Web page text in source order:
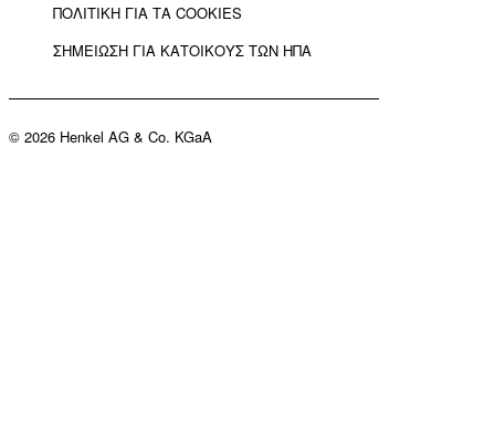
ΠΟΛΙΤΙΚΗ ΓΙΑ ΤΑ COOKIES
ΣΗΜΕΙΩΣΗ ΓΙΑ ΚΑΤΟΙΚΟΥΣ ΤΩΝ ΗΠΑ
© 2026 Henkel AG & Co. KGaA